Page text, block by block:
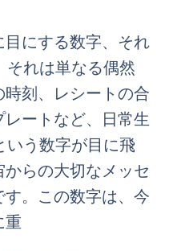
にする数字、それ
それは単なる偶然
刻、レシートの合
ートなど、日常生
いう数字が目に飛
らの大切なメッセ
。この数字は、今
重